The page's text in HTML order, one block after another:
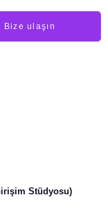
Bize ulaşın
Stüdyosu)